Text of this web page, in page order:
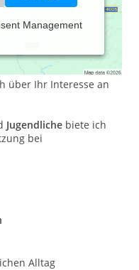
Management
und
über Ihr Interesse an
Jugendliche biete ich
bei
Alltag